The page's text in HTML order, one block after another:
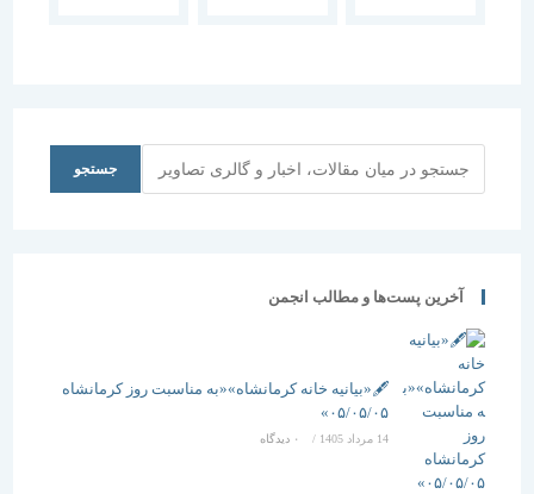
جستجو
آخرین پست‌ها و مطالب انجمن
🖋️«بیانیه خانه کرمانشاه»«به مناسبت روز کرمانشاه
۰۵/۰۵/۰۵»
/ ۰ دیدگاه